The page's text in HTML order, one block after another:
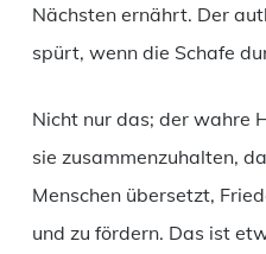
Nächsten ernährt. Der
spürt, wenn die Schafe
Nicht nur das; der wahre
sie zusammenzuhalten,
Menschen übersetzt,
und zu fördern. Das ist